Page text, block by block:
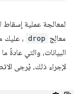
لمعالجة عملية
معالِج drop ، عليك
البيانات، والتي عادةً
لإجراء ذلك، يُرجى